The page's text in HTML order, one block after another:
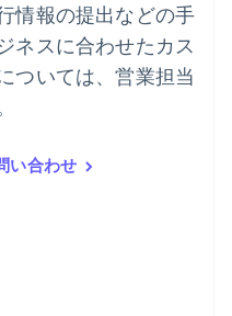
情報の提出などの手
ネスに合わせたカス
ついては、営業担当
い合わせ